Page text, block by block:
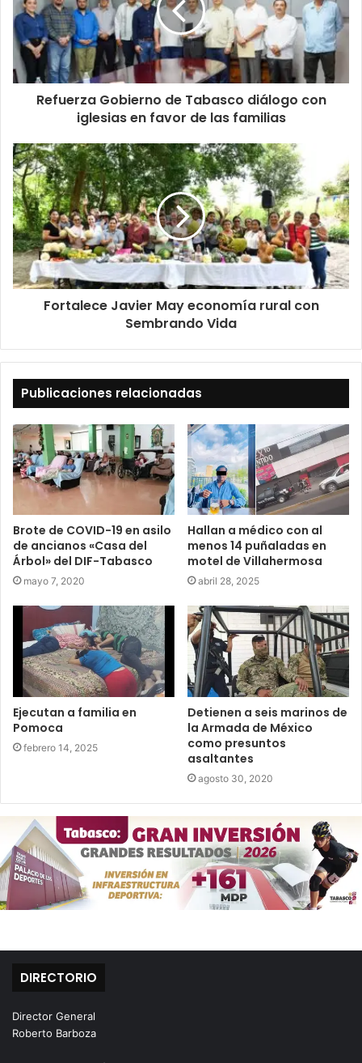
Refuerza Gobierno de Tabasco diálogo con
iglesias en favor de las familias
Fortalece Javier May economía rural con
Sembrando Vida
Publicaciones relacionadas
Brote de COVID-19 en asilo
de ancianos «Casa del
Árbol» del DIF-Tabasco
mayo 7, 2020
Hallan a médico con al
menos 14 puñaladas en
motel de Villahermosa
abril 28, 2025
Ejecutan a familia en
Pomoca
febrero 14, 2025
Detienen a seis marinos de
la Armada de México
como presuntos
asaltantes
agosto 30, 2020
DIRECTORIO
Director General
Roberto Barboza